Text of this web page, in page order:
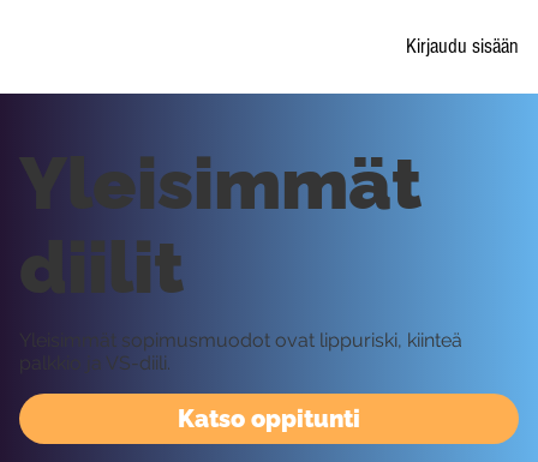
Kirjaudu sisään
Katso oppitunti
Yleisimmät
diilit
Yleisimmät sopimusmuodot ovat lippuriski, kiinteä
palkkio ja VS-diili.